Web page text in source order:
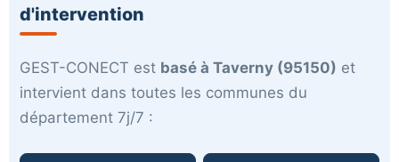
d'intervention
GEST-CONECT est basé à Taverny (95150) et
intervient dans toutes les communes du
département 7j/7 :